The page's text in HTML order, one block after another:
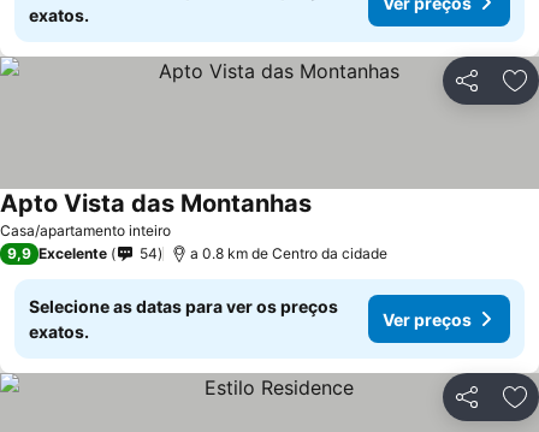
exatos.
Partilhar
Casa/apartamento inteiro
Apto Vista das Montanhas
9,9 Excelente 54 a 0.8 km de Centro da cidade
Selecione as datas para ver os preços
exatos.
Ver preços
Partilhar